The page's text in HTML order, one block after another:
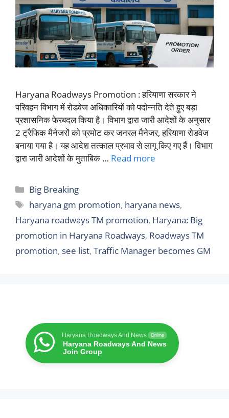
Haryana Roadways Promotion : हरियाणा सरकार ने
परिवहन विभाग में रोडवेज अधिकारियों को पदोन्नति देते हुए बड़ा
प्रशासनिक फेरबदल किया है। विभाग द्वारा जारी आदेशों के अनुसार
2 ट्रैफिक मैनेजरों को प्रमोट कर जनरल मैनेजर, हरियाणा रोडवेज
बनाया गया है। यह आदेश तत्काल प्रभाव से लागू किए गए हैं। विभाग
द्वारा जारी आदेशों के मुताबिक … Read more
Categories
Big Breaking
Tags
haryana gm promotion, haryana news,
Haryana roadways TM promotion, Haryana: Big
promotion in Haryana Roadways, Roadways TM
promotion, see list, Traffic Manager becomes GM
Haryana Roadways And News Online
Haryana Roadways And News
Join Group